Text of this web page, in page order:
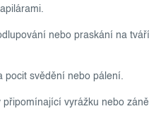
nebo praskání na
pocit svědění nebo pálení.
připomínající vyrážku nebo